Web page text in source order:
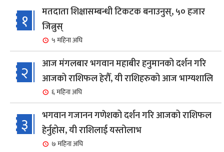
१
मतदाता शिक्षासम्बन्धी टिकटक बनाउनुस्, ५० हजार
जित्नुस्
५ महिना अघि
२
आज मंगलबार भगवान महाबीर हनुमानको दर्शन गरि
आजको राशिफल हेरौँ, यी राशिहरुको आज भाग्यशालि
६ महिना अघि
३
भगवान गजानन गणेशको दर्शन गरि आजको राशिफल
हेर्नुहोस, यी राशिलाई यस्तोलाभ
७ महिना अघि